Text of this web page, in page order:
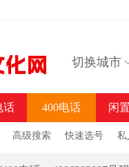
切换城市
话 400电话
高级搜索 快速选号 私
闲